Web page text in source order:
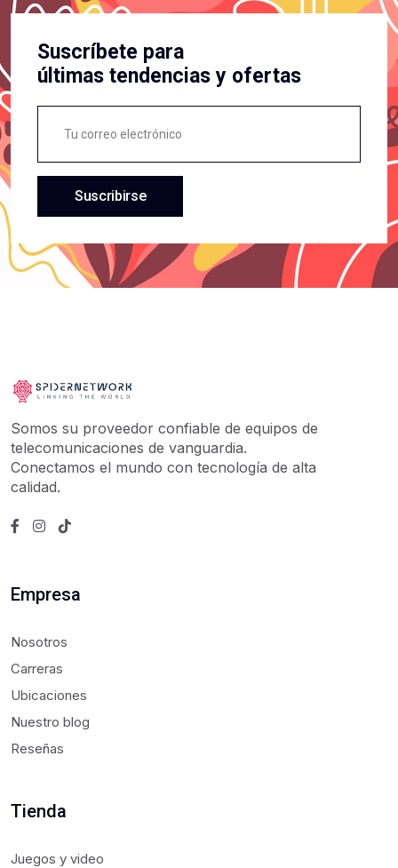
Suscríbete para
últimas tendencias y ofertas
Suscribirse
Somos su proveedor confiable de equipos de
telecomunicaciones de vanguardia.
Conectamos el mundo con tecnología de alta
calidad.
Empresa
Nosotros
Carreras
Ubicaciones
Nuestro blog
Reseñas
Tienda
Juegos y video